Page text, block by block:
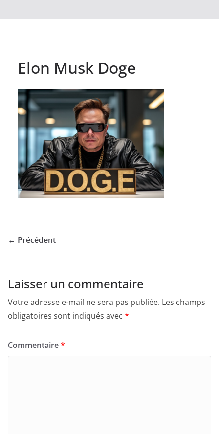
Elon Musk Doge
← Précédent
Laisser un commentaire
Votre adresse e-mail ne sera pas publiée. Les champs
obligatoires sont indiqués avec *
Commentaire*